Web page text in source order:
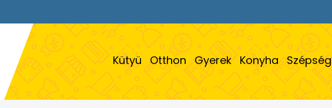
Kütyü Otthon Gyerek Konyha Szépség